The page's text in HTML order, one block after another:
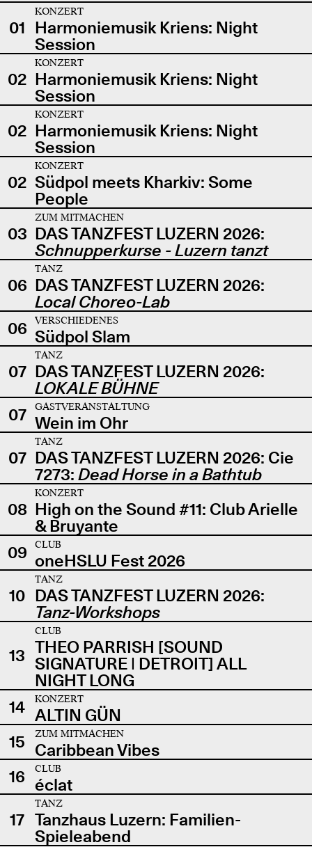
01
KONZERT
Harmoniemusik Kriens: Night
Session
02
KONZERT
Harmoniemusik Kriens: Night
Session
02
KONZERT
Harmoniemusik Kriens: Night
Session
02
KONZERT
Südpol meets Kharkiv: Some
People
03
ZUM MITMACHEN
DAS TANZFEST LUZERN 2026:
Schnupperkurse - Luzern tanzt
06
TANZ
DAS TANZFEST LUZERN 2026:
Local Choreo-Lab
06
VERSCHIEDENES
Südpol Slam
07
TANZ
DAS TANZFEST LUZERN 2026:
LOKALE BÜHNE
07
GASTVERANSTALTUNG
Wein im Ohr
07
TANZ
DAS TANZFEST LUZERN 2026: Cie
7273: Dead Horse in a Bathtub
08
KONZERT
High on the Sound #11: Club Arielle
& Bruyante
09
CLUB
oneHSLU Fest 2026
10
TANZ
DAS TANZFEST LUZERN 2026:
Tanz-Workshops
13
CLUB
THEO PARRISH [SOUND
SIGNATURE | DETROIT] ALL
NIGHT LONG
14
KONZERT
ALTIN GÜN
15
ZUM MITMACHEN
Caribbean Vibes
16
CLUB
éclat
17
TANZ
Tanzhaus Luzern: Familien-
Spieleabend